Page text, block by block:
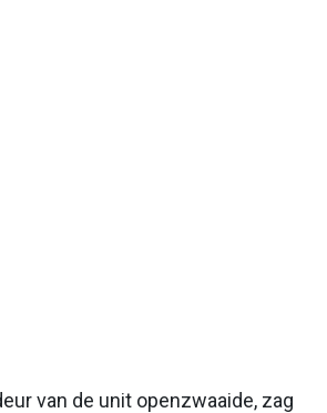
van de unit openzwaaide, zag